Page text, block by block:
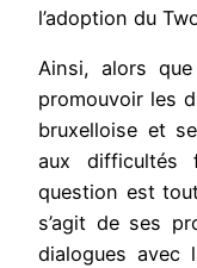
l’adoption du
Ainsi, alors
promouvoir les
bruxelloise et
aux difficultés
question est
s’agit de ses
dialogues avec